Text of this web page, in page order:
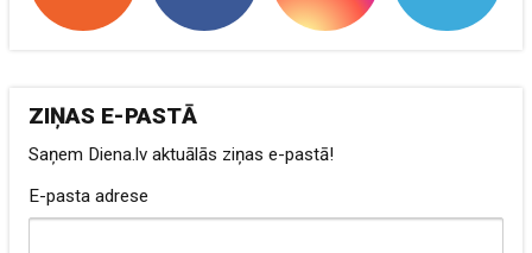
ZIŅAS E-PASTĀ
Saņem Diena.lv aktuālās ziņas e-pastā!
E-pasta adrese